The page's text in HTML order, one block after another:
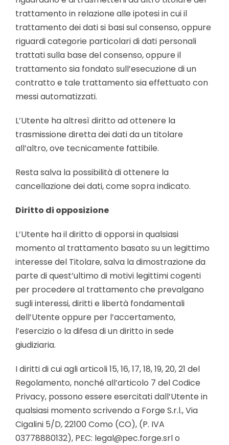
trattamento in relazione alle ipotesi in cui il
trattamento dei dati si basi sul consenso, oppure
riguardi categorie particolari di dati personali
trattati sulla base del consenso, oppure il
trattamento sia fondato sull’esecuzione di un
contratto e tale trattamento sia effettuato con
messi automatizzati.
L’Utente ha altresì diritto ad ottenere la
trasmissione diretta dei dati da un titolare
all’altro, ove tecnicamente fattibile.
Resta salva la possibilità di ottenere la
cancellazione dei dati, come sopra indicato.
Diritto di opposizione
L’Utente ha il diritto di opporsi in qualsiasi
momento al trattamento basato su un legittimo
interesse del Titolare, salva la dimostrazione da
parte di quest’ultimo di motivi legittimi cogenti
per procedere al trattamento che prevalgano
sugli interessi, diritti e libertà fondamentali
dell’Utente oppure per l’accertamento,
l’esercizio o la difesa di un diritto in sede
giudiziaria.
I diritti di cui agli articoli 15, 16, 17, 18, 19, 20, 21 del
Regolamento, nonché all’articolo 7 del Codice
Privacy, possono essere esercitati dall’Utente in
qualsiasi momento scrivendo a Forge S.r.l., Via
Cigalini 5/D, 22100 Como (CO), (P. IVA
03778880132), PEC: legal@pec.forge.srl o